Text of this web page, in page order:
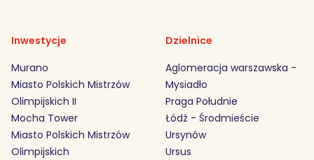
Inwestycje
Murano
Miasto Polskich Mistrzów
Olimpijskich II
Mocha Tower
Miasto Polskich Mistrzów
Olimpijskich
Dzielnice
Aglomeracja warszawska -
Mysiadło
Praga Południe
Łódź - Środmieście
Ursynów
Ursus